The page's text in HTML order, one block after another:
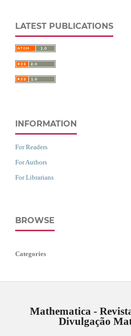
LATEST PUBLICATIONS
INFORMATION
For Readers
For Authors
For Librarians
BROWSE
Categories
Mathematica -
Divulgação